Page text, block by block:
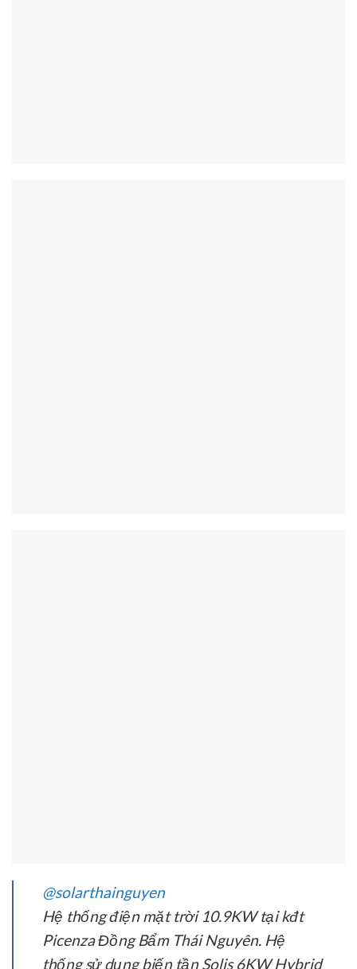
@solarthainguyen
Hệ thống điện mặt trời 10.9KW tại kđt
Picenza Đồng Bẩm Thái Nguyên. Hệ
thống sử dụng biến tần Solis 6KW Hybrid